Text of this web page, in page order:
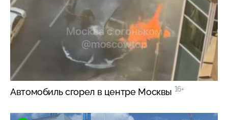
Автомобиль сгорел в центре Москвы 16+